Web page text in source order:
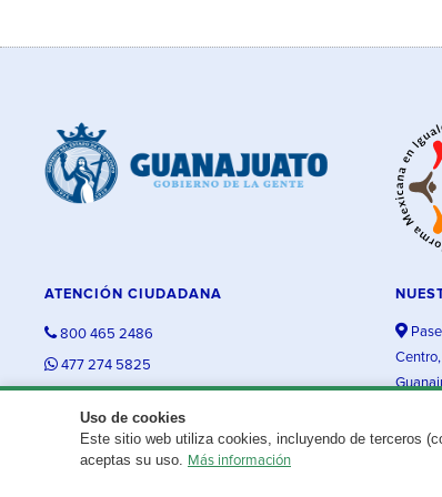
Uso de cookies
Este sitio web utiliza cookies, incluyendo de terceros
aceptas su uso. Más información
ATENCIÓN CIUDADANA
800 465 2486
477 274 5825
¿Existe algún problema con esta página?Repórtalo aquí.